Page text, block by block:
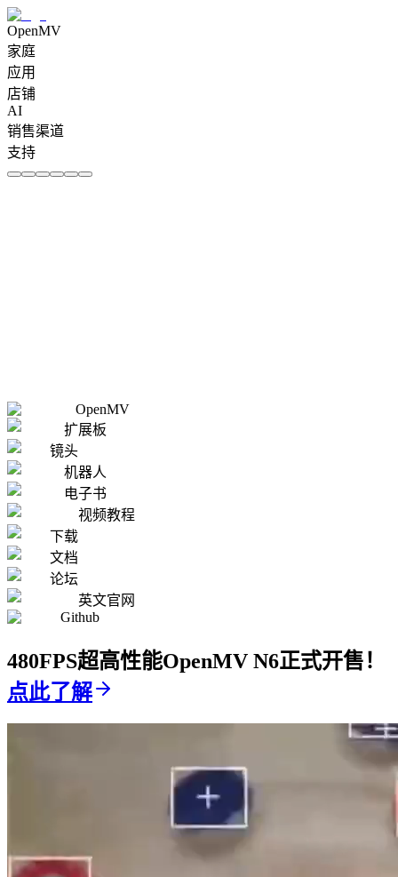
OpenMV
家庭
应用
店铺
AI
销售渠道
支持
OpenMV
扩展板
镜头
机器人
电子书
视频教程
下载
文档
论坛
英文官网
Github
480FPS超高性能OpenMV N6正式开售！
点此了解